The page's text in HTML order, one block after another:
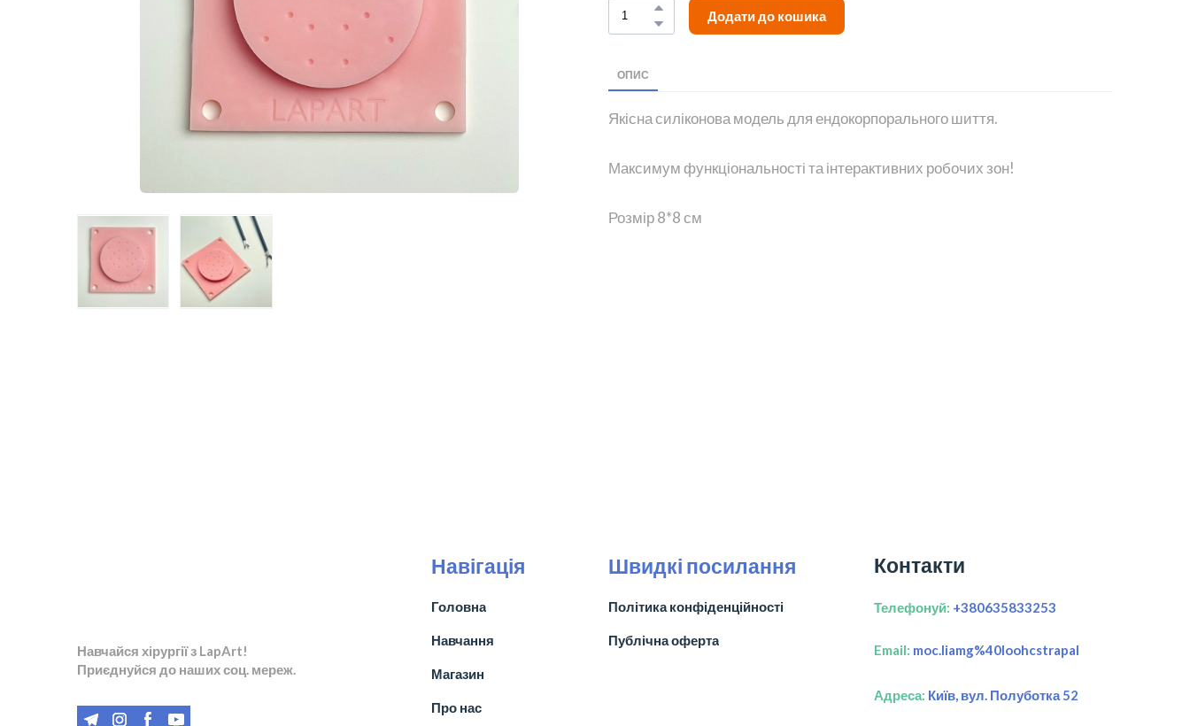
Додати до кошика
ОПИС
Якісна силіконова модель для ендокорпорального шиття.
Максимум функціональності та інтерактивних робочих зон!
Розмір 8*8 см
Навчайся хірургії з LapArt!
Приєднуйся до наших соц. мереж.
Навігація
Головна
Навчання
Магазин
Про нас
Швидкі посилання
Політика конфіденційності
Публічна оферта
Контакти
Телефонуй: +380635833253
Email: moc.liamg%40loohcstrapal
Адреса: Київ, вул. Полуботка 52